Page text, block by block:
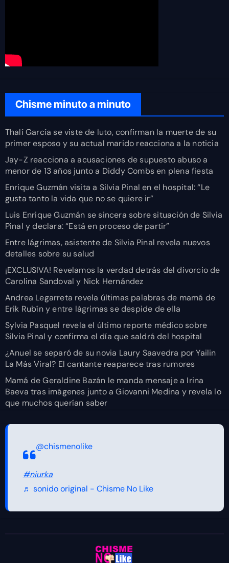
Chisme minuto a minuto
Thalí García se viste de luto, confirman la muerte de su
primer esposo y su actual marido reacciona a la noticia
Jay-Z reacciona a acusaciones de supuesto abuso a
menor de 13 años junto a Diddy Combs en plena fiesta
Enrique Guzmán visita a Silvia Pinal en el hospital: “Le
gusta tanto la vida que no se quiere ir”
Luis Enrique Guzmán se sincera sobre situación de Silvia
Pinal y declara: “Está en proceso de partir”
Entre lágrimas, asistente de Silvia Pinal revela nuevos
detalles sobre su salud
¡EXCLUSIVA! Revelamos la verdad detrás del divorcio de
Carolina Sandoval y Nick Hernández
Andrea Legarreta revela últimas palabras de mamá de
Erik Rubín y entre lágrimas se despide de ella
Sylvia Pasquel revela el último reporte médico sobre
Silvia Pinal y confirma el día que saldrá del hospital
¿Anuel se separó de su novia Laury Saavedra por Yailin
La Más Viral? El cantante reaparece tras rumores
Mamá de Geraldine Bazán le manda mensaje a Irina
Baeva tras imágenes junto a Giovanni Medina y revela lo
que muchos querían saber
@chismenolike
#niurka
♬ sonido original - Chisme No Like